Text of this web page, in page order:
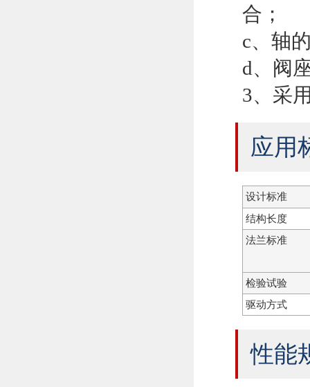
合；
c、轴
d、阀
3、采
应用
设计标准
结构长度
法兰标准
检验试验
驱动方式
性能